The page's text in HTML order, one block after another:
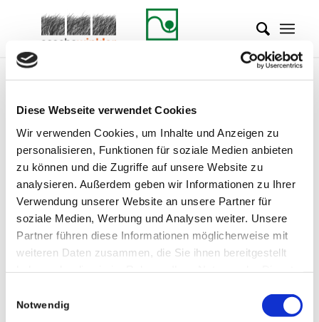
Diese Webseite verwendet Cookies
Wir verwenden Cookies, um Inhalte und Anzeigen zu
personalisieren, Funktionen für soziale Medien anbieten
zu können und die Zugriffe auf unsere Website zu
analysieren. Außerdem geben wir Informationen zu Ihrer
Verwendung unserer Website an unsere Partner für
soziale Medien, Werbung und Analysen weiter. Unsere
Partner führen diese Informationen möglicherweise mit
weiteren Daten zusammen, die Sie ihnen bereitgestellt
Notwendig
RASEN- UND
WIESENANLAGEN
Einen Rasen oder eine Wiese anzulegen ist,
wie ein Zimmer zu renovieren: Die Vorarbeiten
entscheiden über den Erfolg! Nur wer sich an
die Spielregeln hält, fährt den vollen Erfolg ein.
Raseneinsaat | Fertigrasen | Pflege |